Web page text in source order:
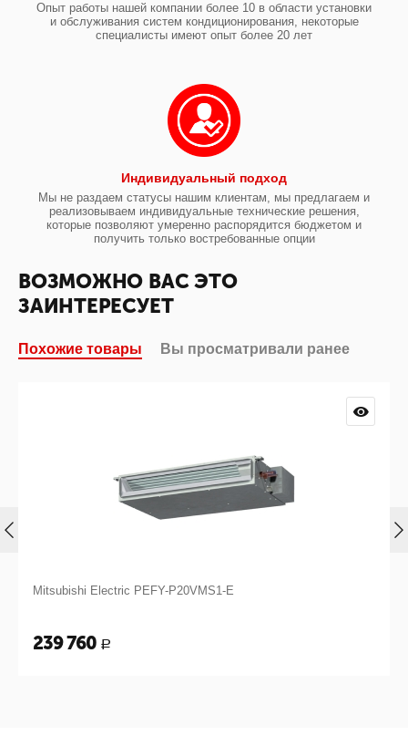
Опыт работы нашей компании более 10 в области установки
и обслуживания систем кондиционирования, некоторые
специалисты имеют опыт более 20 лет
Индивидуальный подход
Мы не раздаем статусы нашим клиентам, мы предлагаем и
реализовываем индивидуальные технические решения,
которые позволяют умеренно распорядится бюджетом и
получить только востребованные опции
ВОЗМОЖНО ВАС ЭТО
ЗАИНТЕРЕСУЕТ
Похожие товары Вы просматривали ранее
Mitsubishi Electric PEFY-P20VMS1-E
239 760 Р